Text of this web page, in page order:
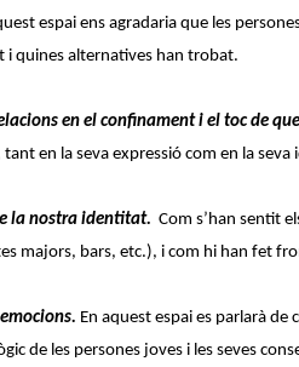
espai ens agradaria que les
i quines alternatives han trobat.
en el confinament i el toc de
en la seva expressió com en la seva
la nostra identitat. Com s’han sentit
majors, bars, etc.), i com hi han fet
En aquest espai es parlarà de
de les persones joves i les seves